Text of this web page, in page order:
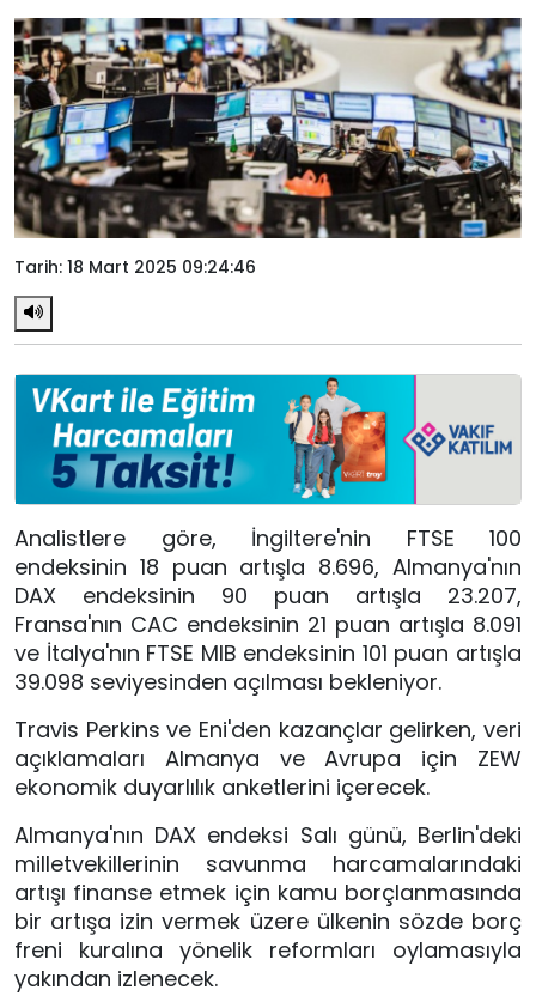
Tarih: 18 Mart 2025 09:24:46
Analistlere göre, İngiltere'nin FTSE 100
endeksinin 18 puan artışla 8.696, Almanya'nın
DAX endeksinin 90 puan artışla 23.207,
Fransa'nın CAC endeksinin 21 puan artışla 8.091
ve İtalya'nın FTSE MIB endeksinin 101 puan artışla
39.098 seviyesinden açılması bekleniyor.
Travis Perkins ve Eni'den kazançlar gelirken, veri
açıklamaları Almanya ve Avrupa için ZEW
ekonomik duyarlılık anketlerini içerecek.
Almanya'nın DAX endeksi Salı günü, Berlin'deki
milletvekillerinin savunma harcamalarındaki
artışı finanse etmek için kamu borçlanmasında
bir artışa izin vermek üzere ülkenin sözde borç
freni kuralına yönelik reformları oylamasıyla
yakından izlenecek.